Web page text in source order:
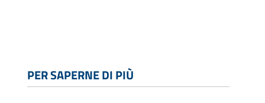
PER SAPERNE DI PIÙ